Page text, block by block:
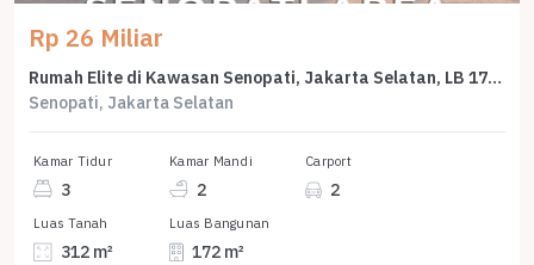
Rp 26 Miliar
Rumah Elite di Kawasan Senopati, Jakarta Selatan, LB 172m², Harga 26 Miliar
Senopati, Jakarta Selatan
Kamar Tidur
3
Kamar Mandi
2
Carport
2
Luas Tanah
312 m²
Luas Bangunan
172 m²